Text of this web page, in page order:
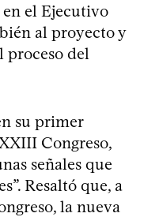
el Ejecutivo
al proyecto y
proceso del
su primer
Congreso,
señales que
Resaltó que, a
la nueva